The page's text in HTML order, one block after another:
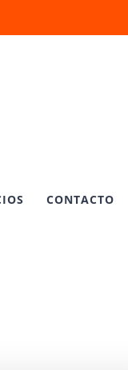
CONTACTO